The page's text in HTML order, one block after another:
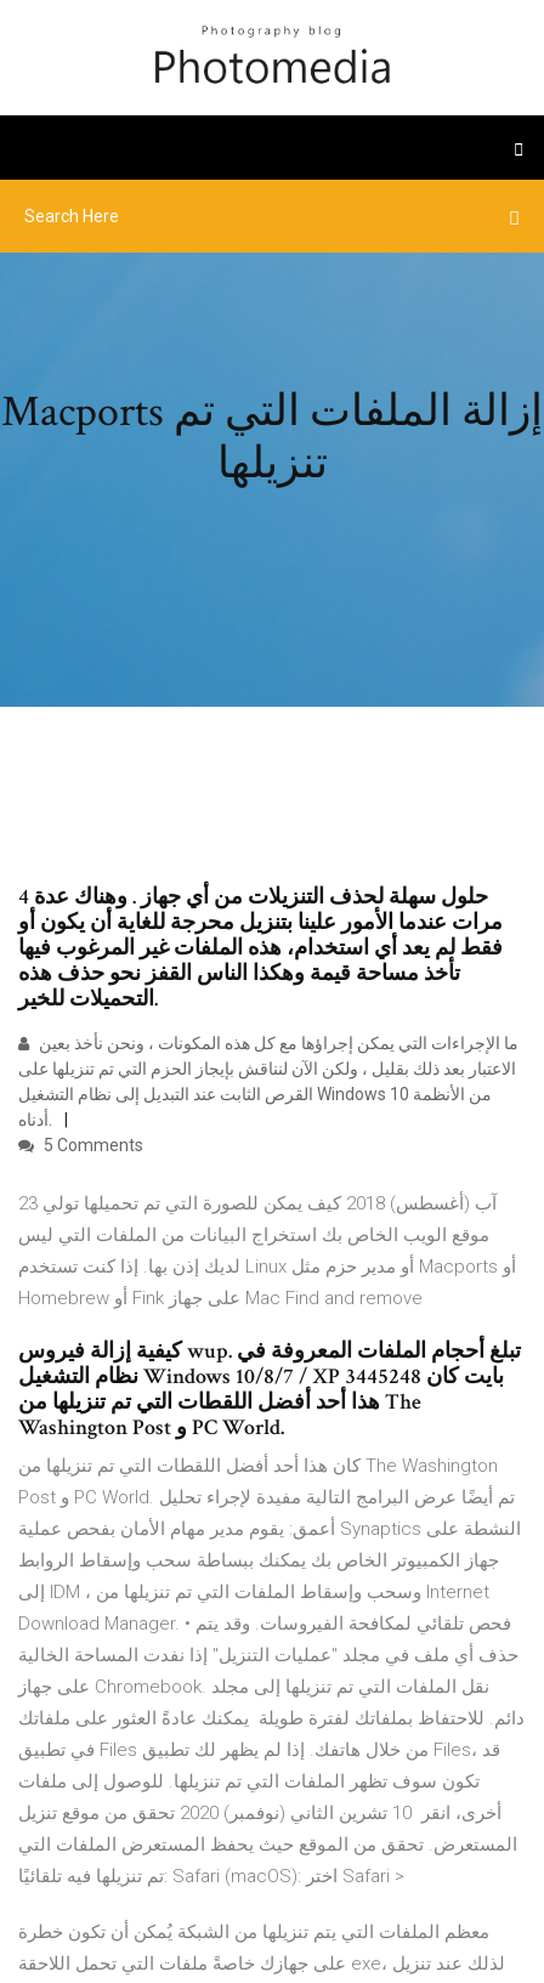
Macports إزالة الملفات التي تم
تنزيلها
4 حلول سهلة لحذف التنزيلات من أي جهاز . وهناك عدة
مرات عندما الأمور علينا بتنزيل محرجة للغاية أن يكون أو
فقط لم يعد أي استخدام، هذه الملفات غير المرغوب فيها
تأخذ مساحة قيمة وهكذا الناس القفز نحو حذف هذه
التحميلات للخير.
الاعتبار بعد ذلك بقليل ، ولكن الآن لنناقش بإيجاز الحزم التي تم تنزيلها على
القرص الثابت عند التبديل إلى نظام التشغيل Windows 10 من الأنظمة
أدناه.
5 Comments
23 آب (أغسطس) 2018 كيف يمكن للصورة التي تم تحميلها تولي
موقع الويب الخاص بك استخراج البيانات من الملفات التي ليس
لديك إذن بها. إذا كنت تستخدم Linux أو مدير حزم مثل Macports أو
Homebrew أو Fink على جهاز Mac Find and remove
كيفية إزالة فيروس wup. تبلغ أحجام الملفات المعروفة في
نظام التشغيل Windows 10/8/7 / XP 3445248 بايت كان
هذا أحد أفضل اللقطات التي تم تنزيلها من The
Washington Post و PC World.
كان هذا أحد أفضل اللقطات التي تم تنزيلها من The Washington
Post و PC World. تم أيضًا عرض البرامج التالية مفيدة لإجراء تحليل
أعمق: يقوم مدير مهام الأمان بفحص عملية Synaptics النشطة على
جهاز الكمبيوتر الخاص بك يمكنك ببساطة سحب وإسقاط الروابط
إلى IDM ، وسحب وإسقاط الملفات التي تم تنزيلها من Internet
Download Manager. • فحص تلقائي لمكافحة الفيروسات. وقد يتم
حذف أي ملف في مجلد "عمليات التنزيل" إذا نفدت المساحة الخالية
على جهاز Chromebook. نقل الملفات التي تم تنزيلها إلى مجلد
دائم. للاحتفاظ بملفاتك لفترة طويلة يمكنك عادةً العثور على ملفاتك
في تطبيق Files من خلال هاتفك. إذا لم يظهر لك تطبيق Files، قد
تكون سوف تظهر الملفات التي تم تنزيلها. للوصول إلى ملفات
أخرى، انقر 10 تشرين الثاني (نوفمبر) 2020 تحقق من موقع تنزيل
المستعرض. تحقق من الموقع حيث يحفظ المستعرض الملفات التي
تم تنزيلها فيه تلقائيًا: Safari (macOS): اختر Safari >
معظم الملفات التي يتم تنزيلها من الشبكة يُمكن أن تكون خطرة
على جهازك خاصةً ملفات التي تحمل اللاحقة exe، لذلك عند تنزيل